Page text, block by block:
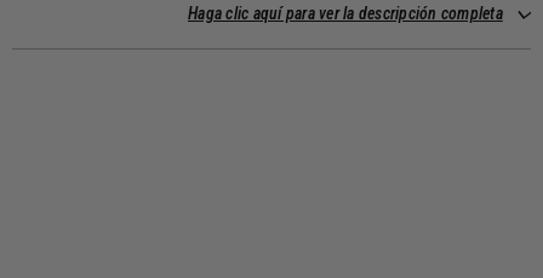
Haga clic aquí para ver la descripción completa